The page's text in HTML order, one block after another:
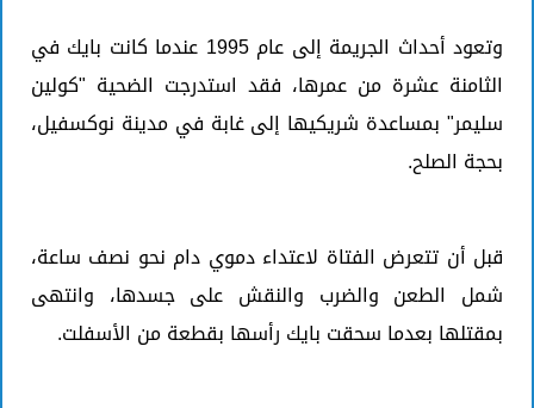
وتعود أحداث الجريمة إلى عام 1995 عندما كانت بايك في
الثامنة عشرة من عمرها، فقد استدرجت الضحية "كولين
سليمر" بمساعدة شريكيها إلى غابة في مدينة نوكسفيل،
بحجة الصلح.
قبل أن تتعرض الفتاة لاعتداء دموي دام نحو نصف ساعة،
شمل الطعن والضرب والنقش على جسدها، وانتهى
بمقتلها بعدما سحقت بايك رأسها بقطعة من الأسفلت.